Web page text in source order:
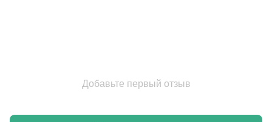
Добавьте первый отзыв